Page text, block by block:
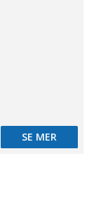
SE MER
SE MER